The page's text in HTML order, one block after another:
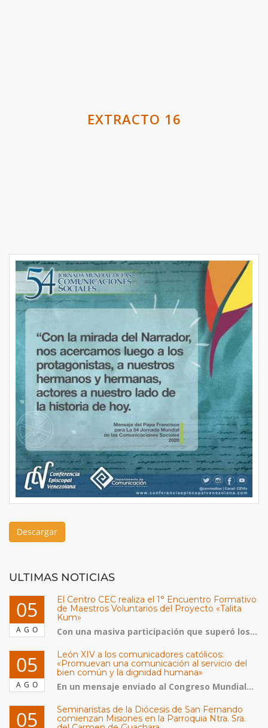
EXTRACTO 16
Descargar
ULTIMAS NOTICIAS
05
AGO
El Centro CEC realiza el 1° Encuentro Formativo
de Maestros Voluntarios del Proyecto «Talita
Kum»
Con una masiva participación que superó los...
05
AGO
León XIV a los comunicadores católicos:
«Promuevan una comunicación al servicio del
bien común y la dignidad humana»
En un mensaje enviado al Congreso Mundial...
05
Seminaristas de la Diócesis de San Fernando
comienzan Misiones en la Parroquia Ntra. Sra.